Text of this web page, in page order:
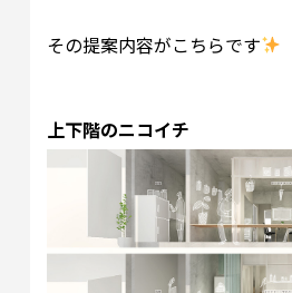
その提案内容がこちらです
上下階のニコイチ